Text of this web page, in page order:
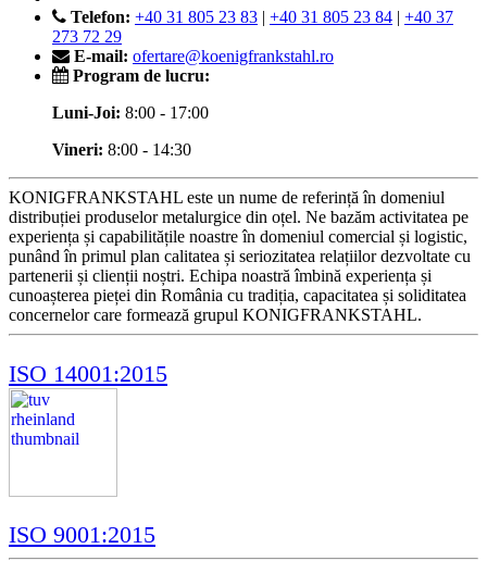
Telefon: +40 31 805 23 83 | +40 31 805 23 84 | +40 37
273 72 29
E-mail: ofertare@koenigfrankstahl.ro
Program de lucru:
Luni-Joi: 8:00 - 17:00
Vineri: 8:00 - 14:30
KONIGFRANKSTAHL este un nume de referință în domeniul
distribuției produselor metalurgice din oțel. Ne bazăm activitatea pe
experiența și capabilitățile noastre în domeniul comercial și logistic,
punând în primul plan calitatea și seriozitatea relațiilor dezvoltate cu
partenerii și clienții noștri. Echipa noastră îmbină experiența și
cunoașterea pieței din România cu tradiția, capacitatea și soliditatea
concernelor care formează grupul KONIGFRANKSTAHL.
ISO 14001:2015
ISO 9001:2015